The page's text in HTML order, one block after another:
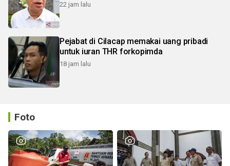
22 jam lalu
Pejabat di Cilacap memakai uang pribadi
untuk iuran THR forkopimda
18 jam lalu
Foto